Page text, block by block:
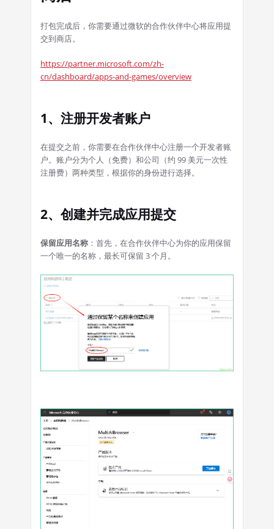
打包完成后，你需要通过微软的合作伙伴中心将应用提
交到商店。
https://partner.microsoft.com/zh-
cn/dashboard/apps-and-games/overview
1、注册开发者账户
在提交之前，你需要在合作伙伴中心注册一个开发者账
户。账户分为个人（免费）和公司（约 99 美元一次性
注册费）两种类型，根据你的身份进行选择。
2、创建并完成应用提交
保留应用名称 ：首先，在合作伙伴中心为你的应用保留
一个唯一的名称，最长可保留 3 个月。